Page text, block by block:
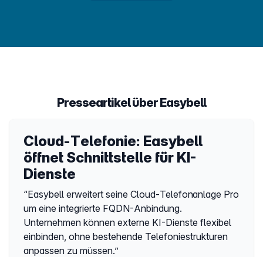
Presseartikel über Easybell
Cloud-Telefonie: Easybell
öffnet Schnittstelle für KI-
Dienste
“Easybell erweitert seine Cloud-Telefonanlage Pro
um eine integrierte FQDN-Anbindung.
Unternehmen können externe KI-Dienste flexibel
einbinden, ohne bestehende Telefoniestrukturen
anpassen zu müssen.”